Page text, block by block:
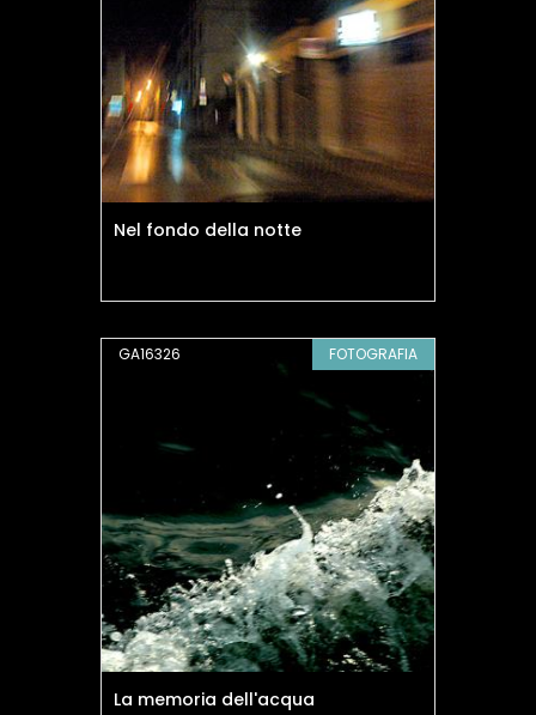
Nel fondo della notte
GA16326 FOTOGRAFIA
La memoria dell'acqua